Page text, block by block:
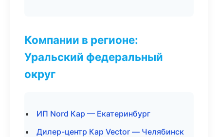
Компании в регионе:
Уральский федеральный
округ
ИП Nord Кар — Екатеринбург
Дилер-центр Кар Vector — Челябинск